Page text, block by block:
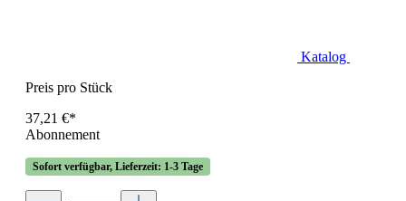
Katalog
Preis pro Stück
37,21 €*
Abonnement
Sofort verfügbar, Lieferzeit: 1-3 Tage